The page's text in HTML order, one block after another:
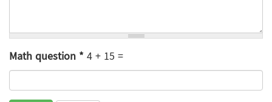
Math question*4 + 15 =